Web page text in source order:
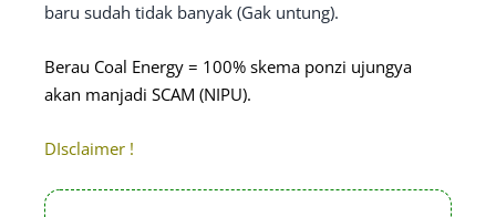
baru sudah tidak banyak (Gak untung).
Berau Coal Energy = 100% skema ponzi ujungya
akan manjadi SCAM (NIPU).
DIsclaimer !